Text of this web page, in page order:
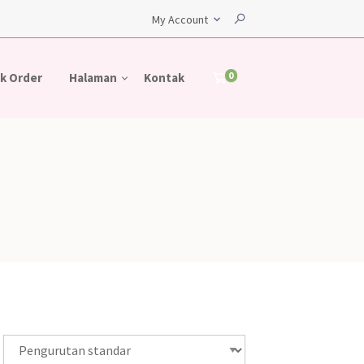
My Account
Order Halaman Kontak 0